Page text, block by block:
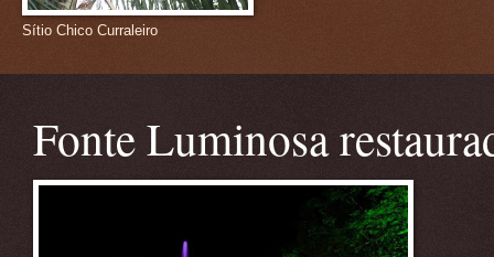
Sítio Chico Curraleiro
Fonte Luminosa